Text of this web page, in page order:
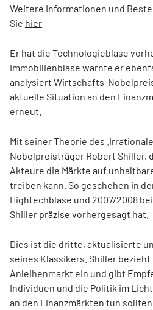
Weitere Informationen und
Sie hier
Er hat die Technologieblase
Immobilienblase warnte er
analysiert Wirtschafts-
aktuelle Situation an den
erneut.
Mit seiner Theorie des
Nobelpreisträger Robert Shiller,
Akteure die Märkte auf
treiben kann. So geschehen in
Hightechblase und 2007/2008
Shiller präzise vorhergesagt hat.
Dies ist die dritte, aktualisierte
seines Klassikers. Shiller
Anleihenmarkt ein und gibt
Individuen und die Politik im
an den Finanzmärkten tun sollten.